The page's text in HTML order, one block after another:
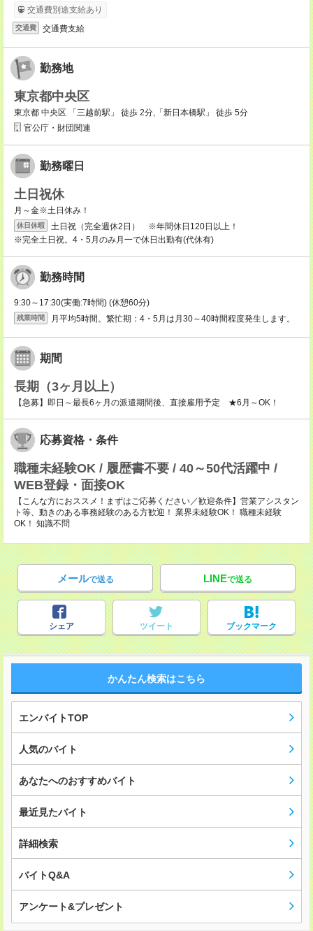
交通費別途支給あり
交通費 交通費支給
勤務地
東京都中央区
東京都 中央区 「三越前駅」 徒歩 2分,「新日本橋駅」 徒歩 5分
官公庁・財団関連
勤務曜日
土日祝休
月～金※土日休み！
休日休暇
土日祝（完全週休2日） ※年間休日120日以上！
※完全土日祝。4・5月のみ月一で休日出勤有(代休有)
勤務時間
9:30～17:30(実働:7時間) (休憩60分)
残業時間 月平均5時間。繁忙期：4・5月は月30～40時間程度発生します。
期間
長期（3ヶ月以上）
【急募】即日～最長6ヶ月の派遣期間後、直接雇用予定 ★6月～OK！
応募資格・条件
職種未経験OK / 履歴書不要 / 40～50代活躍中 /
WEB登録・面接OK
【こんな方におススメ！まずはご応募ください／歓迎条件】営業アシスタン
ト等、動きのある事務経験のある方歓迎！ 業界未経験OK！ 職種未経験
OK！ 知識不問
メールで送る LINEで送る
シェア ツイート ブックマーク
かんたん検索はこちら
エンバイトTOP
人気のバイト
あなたへのおすすめバイト
最近見たバイト
詳細検索
バイトQ&A
アンケート&プレゼント